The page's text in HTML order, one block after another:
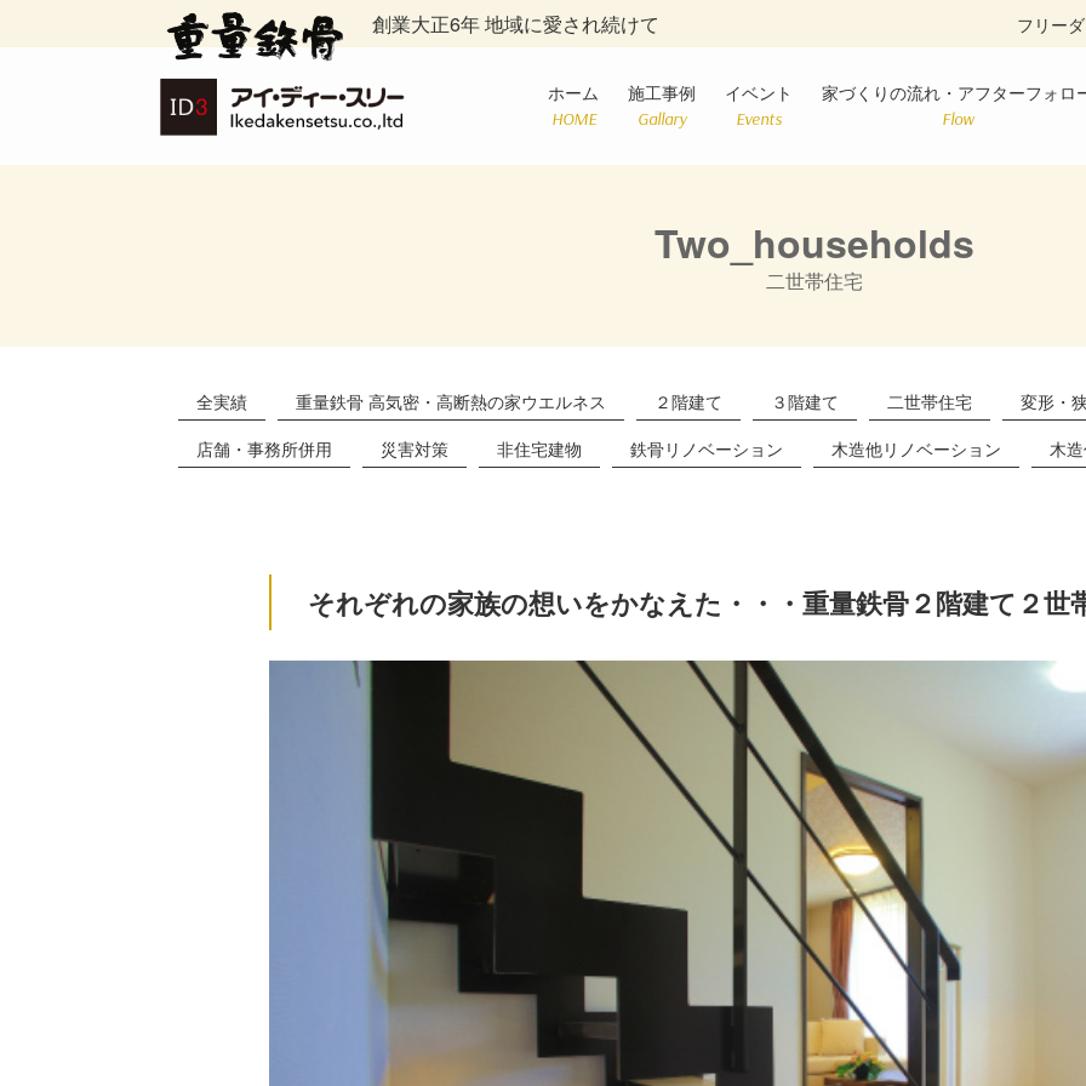
創業大正6年 地域に愛され続けて フリー
ホーム
HOME
施工事例
Gallary
イベント
Events
家づくりの流れ・アフターフォロ
Flow
Two_households
二世帯住宅
全実績 重量鉄骨 高気密・高断熱の家ウエルネス ２階建て ３階建て 二世帯住宅
変形・
店舗・事務所併用
災害対策 非住宅建物 鉄骨リノベーション 木造他リノベーション 木
それぞれの家族の想いをかなえた・・・重量鉄骨２階建て２世